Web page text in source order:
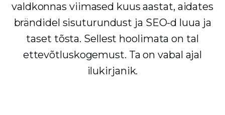
valdkonnas viimased kuus aastat, aidates
brändidel sisuturundust ja SEO-d luua ja
taset tõsta. Sellest hoolimata on tal
ettevõtluskogemust. Ta on vabal ajal
ilukirjanik.